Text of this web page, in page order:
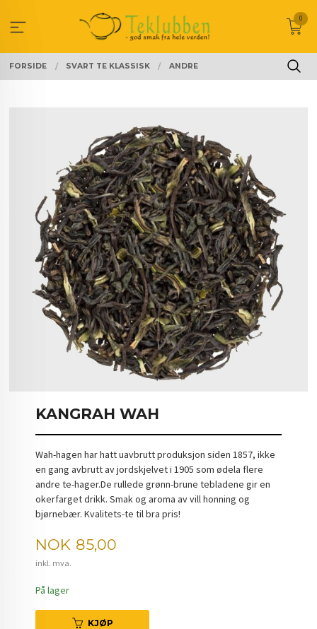
innholdet
0
FORSIDE SVART TE KLASSISK ANDRE
KANGRAH WAH
Wah-hagen har hatt uavbrutt produksjon siden 1857, ikke
en gang avbrutt av jordskjelvet i 1905 som ødela flere
andre te-hager.De rullede grønn-brune tebladene gir en
okerfarget drikk. Smak og aroma av vill honning og
bjørnebær. Kvalitets-te til bra pris!
Pris
NOK 85,00
inkl. mva.
På lager
KJØP